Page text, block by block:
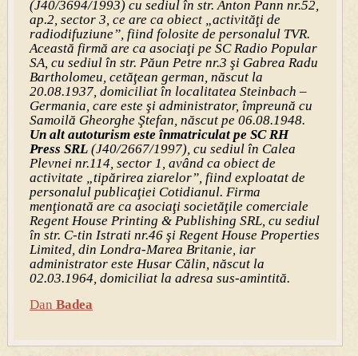
(J40/3694/1993) cu sediul în str. Anton Pann nr.52,
ap.2, sector 3, ce are ca obiect „activităţi de
radiodifuziune”, fiind folosite de personalul TVR.
Această firmă are ca asociaţi pe SC Radio Popular
SA, cu sediul în str. Păun Petre nr.3 şi Gabrea Radu
Bartholomeu, cetăţean german, născut la
20.08.1937, domiciliat în localitatea Steinbach –
Germania, care este şi administrator, împreună cu
Samoilă Gheorghe Ştefan, născut pe 06.08.1948.
Un alt autoturism este înmatriculat pe SC RH
Press SRL(J40/2667/1997), cu sediul în Calea
Plevnei nr.114, sector 1, având ca obiect de
activitate „tipărirea ziarelor”, fiind exploatat de
personalul publicaţiei Cotidianul. Firma
menţionată are ca asociaţi societăţile comerciale
Regent House Printing & Publishing SRL, cu sediul
în str. C-tin Istrati nr.46 şi Regent House Properties
Limited, din Londra-Marea Britanie, iar
administrator este Husar Călin, născut la
02.03.1964, domiciliat la adresa sus-amintită.
Dan Badea